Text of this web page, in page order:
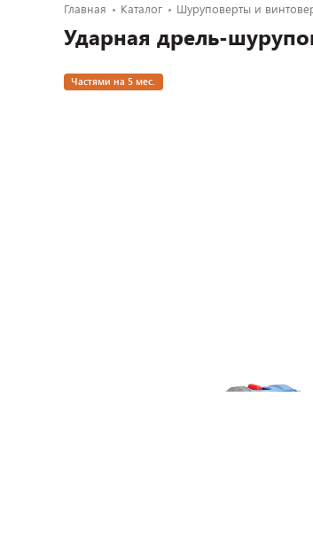
Главная Каталог Шуруповерты и
Ударная дрель-
Частями на 5 мес.